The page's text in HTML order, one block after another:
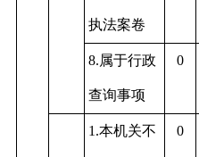
执法案卷
8.属于行政
查询事项
0
1.本机关不 0